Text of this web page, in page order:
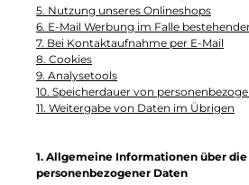
5. Nutzung unseres Onlineshops
6. E-Mail Werbung im Falle
7. Bei Kontaktaufnahme per E-Mail
8. Cookies
9. Analysetools
10. Speicherdauer von
11. Weitergabe von Daten im Übrigen
1. Allgemeine Informationen über
personenbezogener Daten